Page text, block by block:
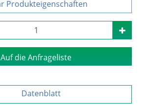
Produkteigenschaften
Auf die Anfrageliste
Datenblatt